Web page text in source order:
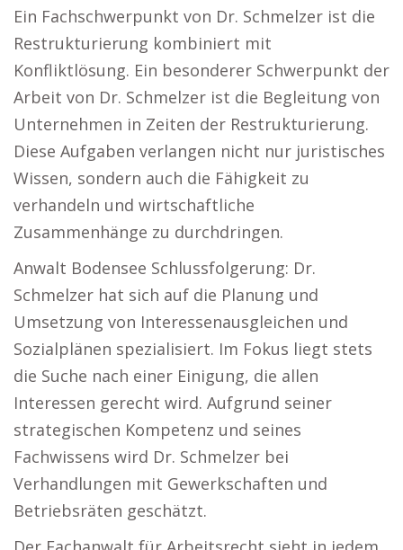
Ein Fachschwerpunkt von Dr. Schmelzer ist die
Restrukturierung kombiniert mit
Konfliktlösung. Ein besonderer Schwerpunkt der
Arbeit von Dr. Schmelzer ist die Begleitung von
Unternehmen in Zeiten der Restrukturierung.
Diese Aufgaben verlangen nicht nur juristisches
Wissen, sondern auch die Fähigkeit zu
verhandeln und wirtschaftliche
Zusammenhänge zu durchdringen.
Anwalt Bodensee Schlussfolgerung: Dr.
Schmelzer hat sich auf die Planung und
Umsetzung von Interessenausgleichen und
Sozialplänen spezialisiert. Im Fokus liegt stets
die Suche nach einer Einigung, die allen
Interessen gerecht wird. Aufgrund seiner
strategischen Kompetenz und seines
Fachwissens wird Dr. Schmelzer bei
Verhandlungen mit Gewerkschaften und
Betriebsräten geschätzt.